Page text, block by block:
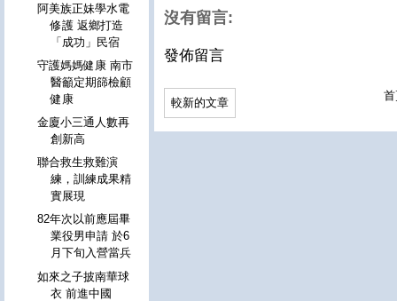
沒有留言:
發佈留言
較新的文章
阿美族正妹學水電
修護 返鄉打造
「成功」民宿
守護媽媽健康 南市
醫籲定期篩檢顧
健康
金廈小三通人數再
創新高
聯合救生救難演
練，訓練成果精
實展現
82年次以前應屆畢
業役男申請 於6
月下旬入營當兵
如來之子披南華球
衣 前進中國